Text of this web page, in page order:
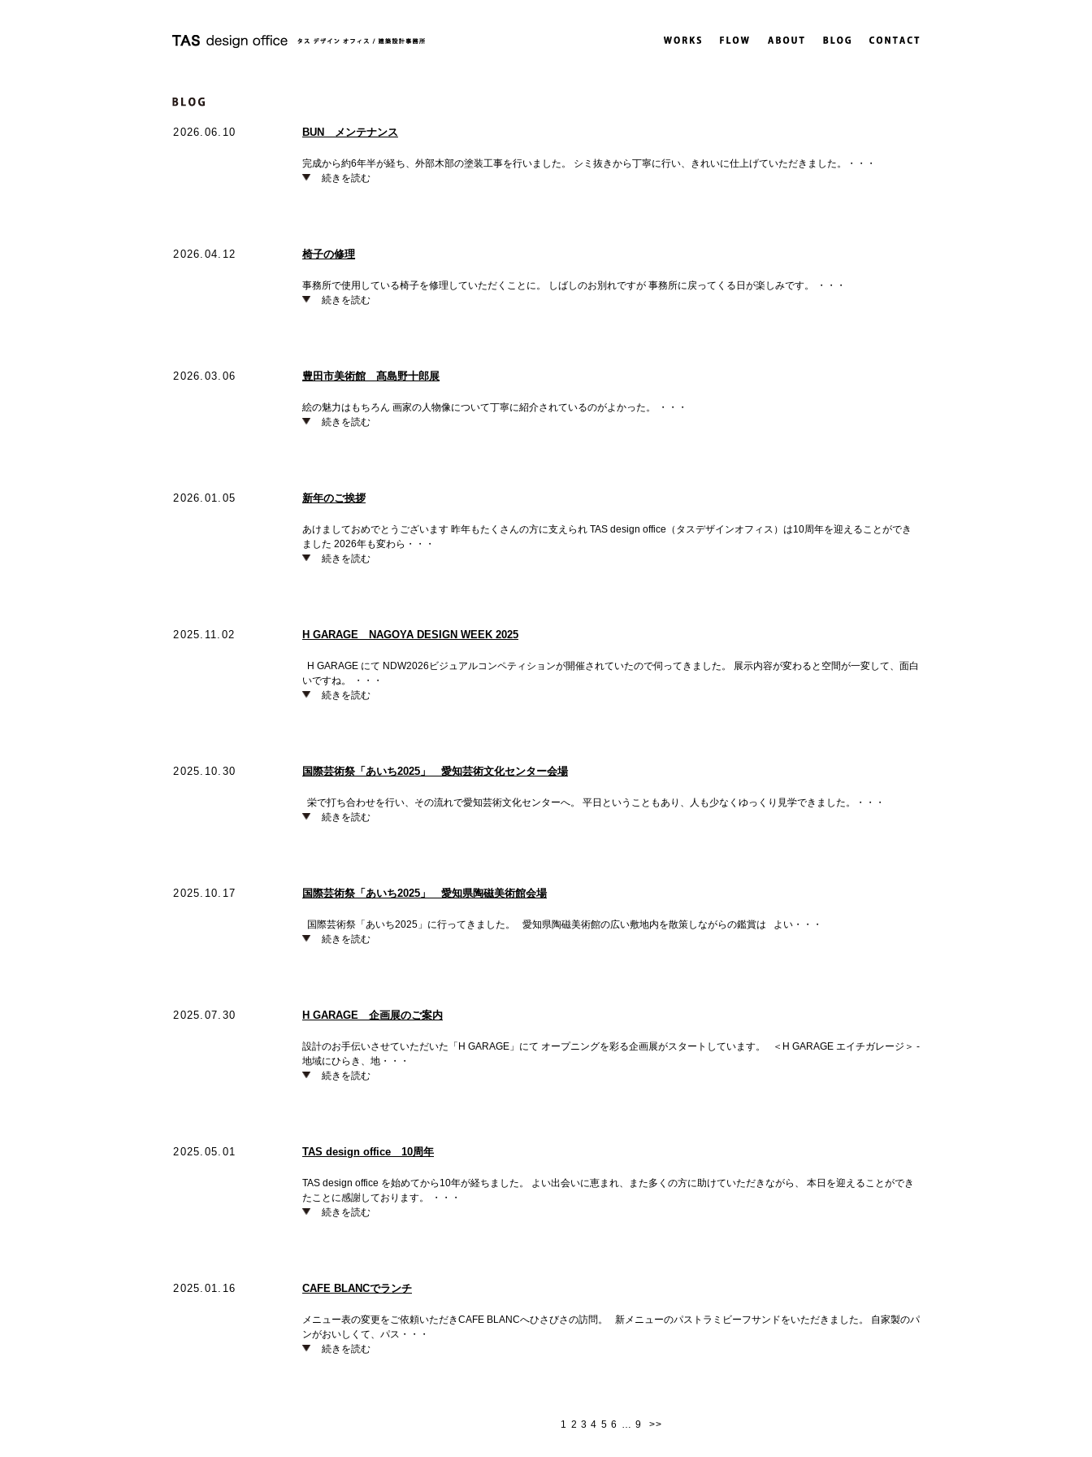
2026.06.10 BUN メンテナンス
完成から約6年半が経ち、外部木部の塗装工事を行いました。 シミ抜きから丁寧に行い、きれいに仕上げていただきました。・・・
続きを読む
2026.04.12 椅子の修理
事務所で使用している椅子を修理していただくことに。 しばしのお別れですが 事務所に戻ってくる日が楽しみです。 ・・・
続きを読む
2026.03.06 豊田市美術館 髙島野十郎展
絵の魅力はもちろん 画家の人物像について丁寧に紹介されているのがよかった。 ・・・
続きを読む
2026.01.05 新年のご挨拶
あけましておめでとうございます 昨年もたくさんの方に支えられ TAS design office（タスデザインオフィス）は10周年を迎えることができ
ました 2026年も変わら・・・
続きを読む
2025.11.02 H GARAGE NAGOYA DESIGN WEEK 2025
H GARAGE にて NDW2026ビジュアルコンペティションが開催されていたので伺ってきました。 展示内容が変わると空間が一変して、面白
いですね。 ・・・
続きを読む
2025.10.30 国際芸術祭「あいち2025」 愛知芸術文化センター会場
栄で打ち合わせを行い、その流れで愛知芸術文化センターへ。 平日ということもあり、人も少なくゆっくり見学できました。・・・
続きを読む
2025.10.17 国際芸術祭「あいち2025」 愛知県陶磁美術館会場
国際芸術祭「あいち2025」に行ってきました。 愛知県陶磁美術館の広い敷地内を散策しながらの鑑賞は よい・・・
続きを読む
2025.07.30 H GARAGE 企画展のご案内
設計のお手伝いさせていただいた「H GARAGE」にて オープニングを彩る企画展がスタートしています。 ＜H GARAGE エイチガレージ＞ -
地域にひらき、地・・・
続きを読む
2025.05.01 TAS design office 10周年
TAS design office を始めてから10年が経ちました。 よい出会いに恵まれ、また多くの方に助けていただきながら、 本日を迎えることができ
たことに感謝しております。 ・・・
続きを読む
2025.01.16 CAFE BLANCでランチ
メニュー表の変更をご依頼いただきCAFE BLANCへひさびさの訪問。 新メニューのパストラミビーフサンドをいただきました。 自家製のパ
ンがおいしくて、パス・・・
続きを読む
1 2 3 4 5 6 … 9 >>